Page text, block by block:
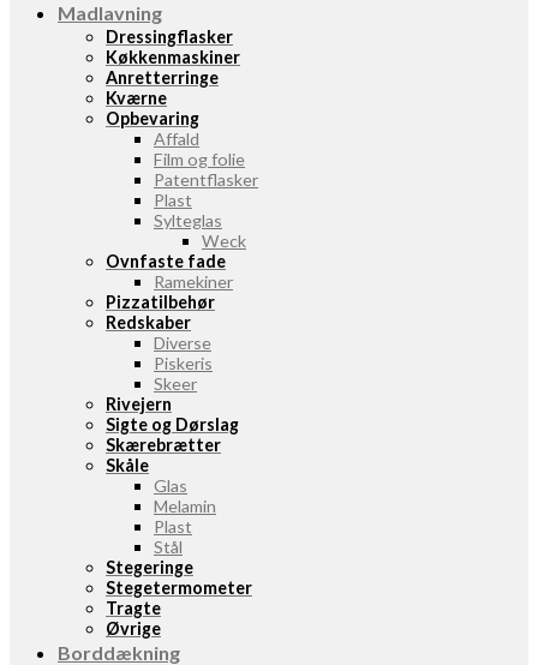
Madlavning
Dressingflasker
Køkkenmaskiner
Anretterringe
Kværne
Opbevaring
Affald
Film og folie
Patentflasker
Plast
Sylteglas
Weck
Ovnfaste fade
Ramekiner
Pizzatilbehør
Redskaber
Diverse
Piskeris
Skeer
Rivejern
Sigte og Dørslag
Skærebrætter
Skåle
Glas
Melamin
Plast
Stål
Stegeringe
Stegetermometer
Tragte
Øvrige
Borddækning